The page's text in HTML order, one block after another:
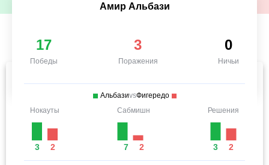
Амир Альбази
17
Победы
3
Поражения
0
Ничьи
АльбазиvsФигередо
Нокауты
3 2
Сабмишн
7 2
Решения
3 2